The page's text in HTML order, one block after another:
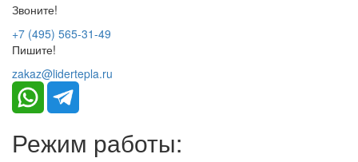
Звоните!
+7 (495) 565-31-49
Пишите!
zakaz@lidertepla.ru
Режим работы: